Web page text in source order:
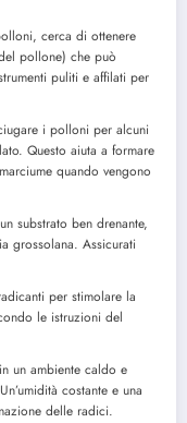
cerca di ottenere
pollone) che può
puliti e affilati per
i polloni per alcuni
Questo aiuta a formare
quando vengono
substrato ben drenante,
grossolana. Assicurati
per stimolare la
le istruzioni del
un ambiente caldo e
costante e una
delle radici.